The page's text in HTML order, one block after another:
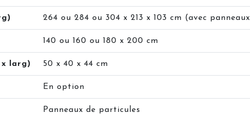
264 ou 284 ou 304 x 213 x 103 cm (avec
140 ou 160 ou 180 x 200 cm
x larg) 50 x 40 x 44 cm
En option
Panneaux de particules